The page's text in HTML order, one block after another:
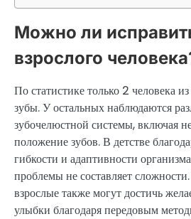
Можно ли
взрослого
По статистике только 2 человека
зубы. У остальных наблюдаются
зубочелюстной системы, включая
положение зубов. В детстве
гибкости и адаптивности
проблемы не составляет
взрослые также могут достичь
улыбки благодаря передовым